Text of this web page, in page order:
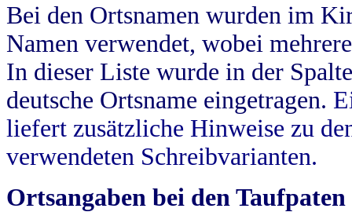
Bei den Ortsnamen wurden im
Namen verwendet, wobei
In dieser Liste wurde in der
deutsche Ortsname eingetragen.
liefert zusätzliche Hinweise zu
verwendeten Schreibvarianten.
Ortsangaben bei den Taufpaten